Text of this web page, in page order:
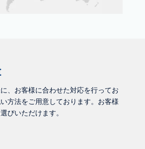
、お客様に合わせた対応を行ってお
方法をご用意しております。お客様
びいただけます。